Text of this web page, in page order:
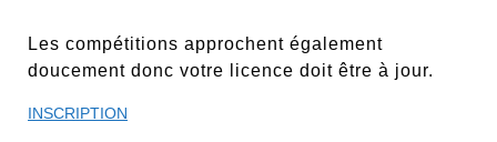
Les compétitions approchent également
doucement donc votre licence doit être à jour.
INSCRIPTION